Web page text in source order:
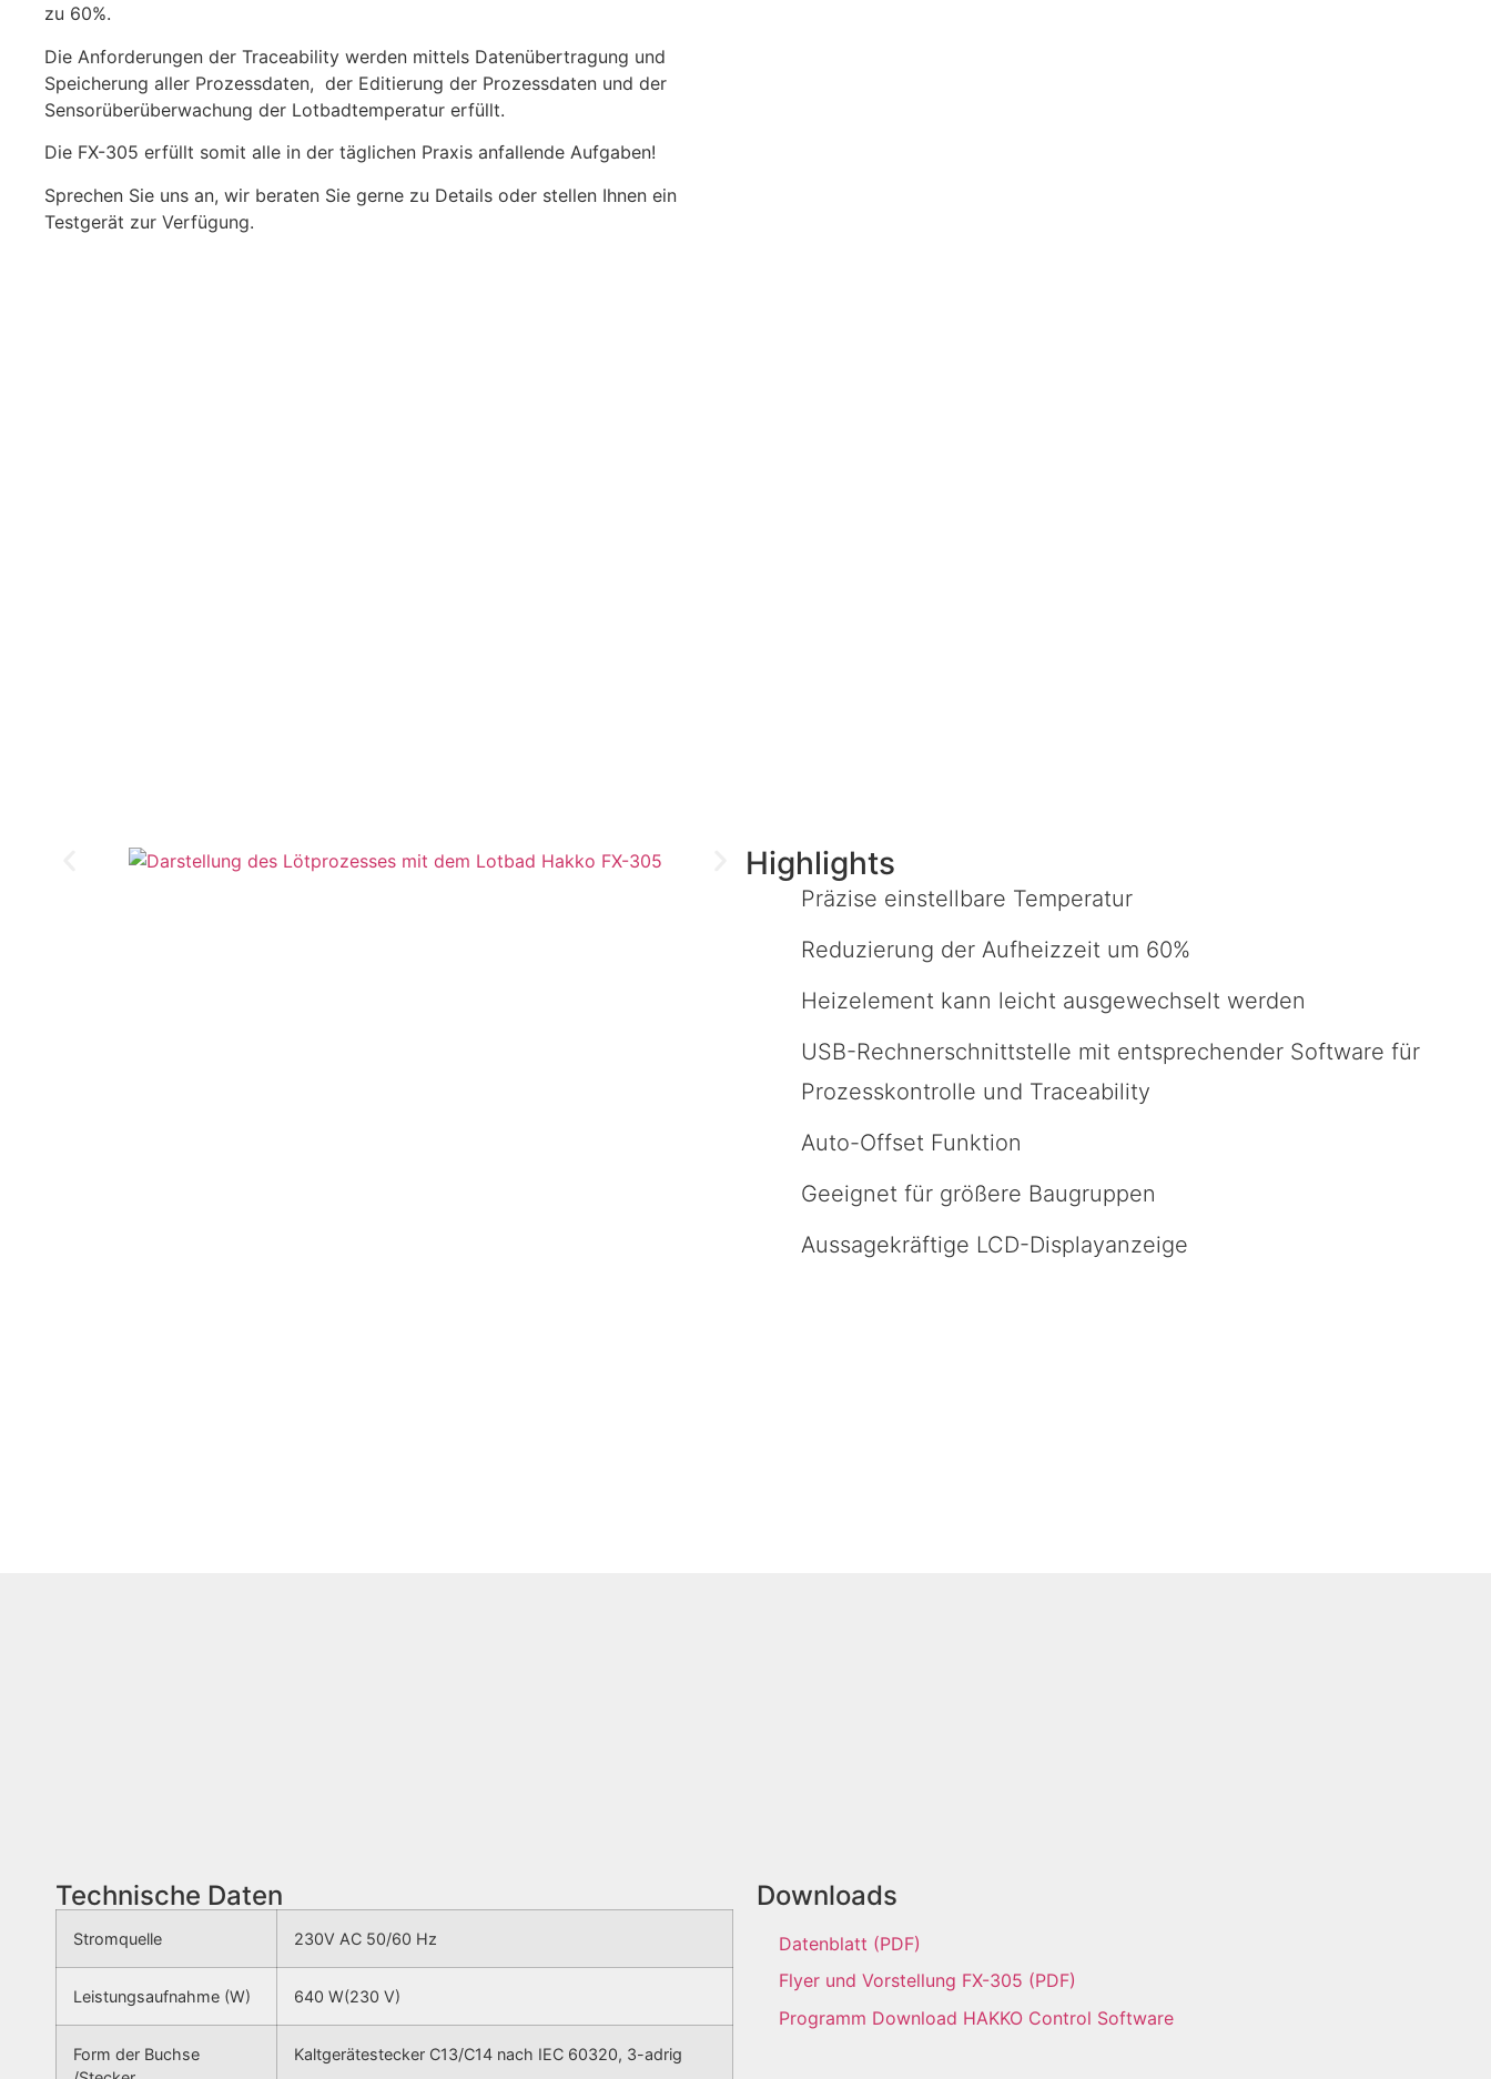
zu 60%.
Die Anforderungen der Traceability werden mittels Datenübertragung und
Speicherung aller Prozessdaten, der Editierung der Prozessdaten und der
Sensorüberüberwachung der Lotbadtemperatur erfüllt.
Die FX-305 erfüllt somit alle in der täglichen Praxis anfallende Aufgaben!
Sprechen Sie uns an, wir beraten Sie gerne zu Details oder stellen Ihnen ein
Testgerät zur Verfügung.
Highlights
Präzise einstellbare Temperatur
Reduzierung der Aufheizzeit um 60%
Heizelement kann leicht ausgewechselt werden
USB-Rechnerschnittstelle mit entsprechender Software für
Prozesskontrolle und Traceability
Auto-Offset Funktion
Geeignet für größere Baugruppen
Aussagekräftige LCD-Displayanzeige
Technische Daten
Stromquelle 230V AC 50/60 Hz
Leistungsaufnahme (W) 640 W(230 V)
Form der Buchse
Kaltgerätestecker C13/C14 nach IEC 60320, 3-adrig
Downloads
Datenblatt (PDF)
Flyer und Vorstellung FX-305 (PDF)
Programm Download HAKKO Control Software